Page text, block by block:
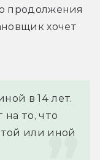
продолжения
хочет
в 14 лет.
на то, что
или иной